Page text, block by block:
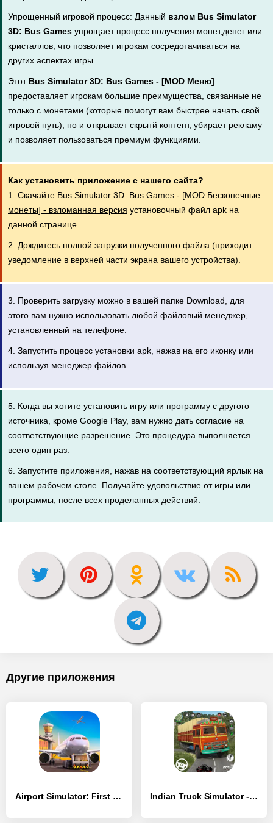
Упрощенный игровой процесс: Данный взлом Bus Simulator
3D: Bus Games упрощает процесс получения монет,денег или
кристаллов, что позволяет игрокам сосредотачиваться на
других аспектах игры.
Этот Bus Simulator 3D: Bus Games - [MOD Меню]
предоставляет игрокам большие преимущества, связанные не
только с монетами (которые помогут вам быстрее начать свой
игровой путь), но и открывает скрытй контент, убирает рекламу
и позволяет пользоваться премиум функциями.
Как установить приложение с нашего сайта?
1. Скачайте Bus Simulator 3D: Bus Games - [MOD Бесконечные
монеты] - взломанная версия установочный файл apk на
данной странице.
2. Дождитесь полной загрузки полученного файла (приходит
уведомление в верхней части экрана вашего устройства).
3. Проверить загрузку можно в вашей папке Download, для
этого вам нужно использовать любой файловый менеджер,
установленный на телефоне.
4. Запустить процесс установки apk, нажав на его иконку или
используя менеджер файлов.
5. Когда вы хотите установить игру или программу с другого
источника, кроме Google Play, вам нужно дать согласие на
соответствующие разрешение. Это процедура выполняется
всего один раз.
6. Запустите приложения, нажав на соответствующий ярлык на
вашем рабочем столе. Получайте удовольствие от игры или
программы, после всех проделанных действий.
Другие приложения
Airport Simulator: First Class - [MOD Бесконечные монеты] Indian Truck Simulator - Lorry - [MOD Бесконечные монеты]